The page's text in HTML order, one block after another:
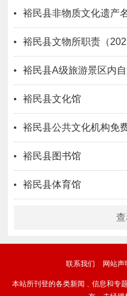
裕民县非物质文化遗产
裕民县文物所职责（
裕民县A级旅游景区内自治区级
裕民县文化馆
裕民县公共文化机构免
裕民县图书馆
裕民县体育馆
联系我们 网站声
本站所刊登的各类新闻﹑信息和专